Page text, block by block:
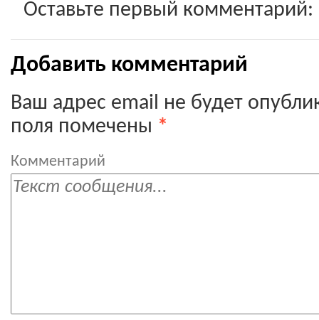
Оставьте первый комментарий:
Добавить комментарий
Ваш адрес email не будет
поля помечены *
Комментарий